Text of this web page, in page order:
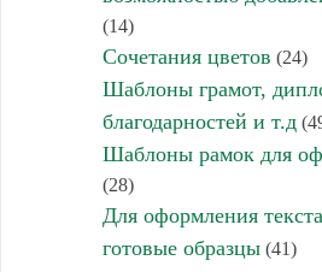
(14)
Сочетания цветов (24)
Шаблоны грамот,
благодарностей и т.д
Шаблоны рамок для
(28)
Для оформления
готовые образцы(41)